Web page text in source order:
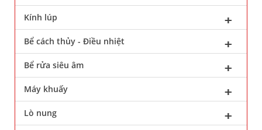
Kính lúp
Bể cách thủy - Điều nhiệt
Bể rửa siêu âm
Máy khuấy
Lò nung